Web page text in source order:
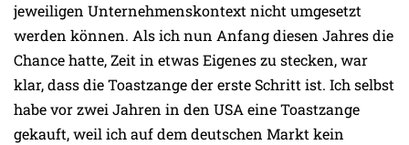
jeweiligen Unternehmenskontext nicht umgesetzt
werden können. Als ich nun Anfang diesen Jahres die
Chance hatte, Zeit in etwas Eigenes zu stecken, war
klar, dass die Toastzange der erste Schritt ist. Ich selbst
habe vor zwei Jahren in den USA eine Toastzange
gekauft, weil ich auf dem deutschen Markt kein